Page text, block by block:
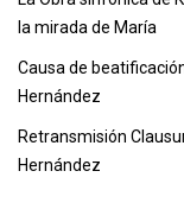
la mirada de María
Causa de
Hernández
Retransmisión
Hernández